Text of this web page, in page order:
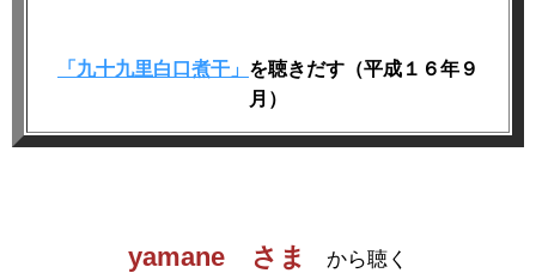
「九十九里白口煮干」 を聴きだす（平成１６年９
月）
yamane さま から聴く